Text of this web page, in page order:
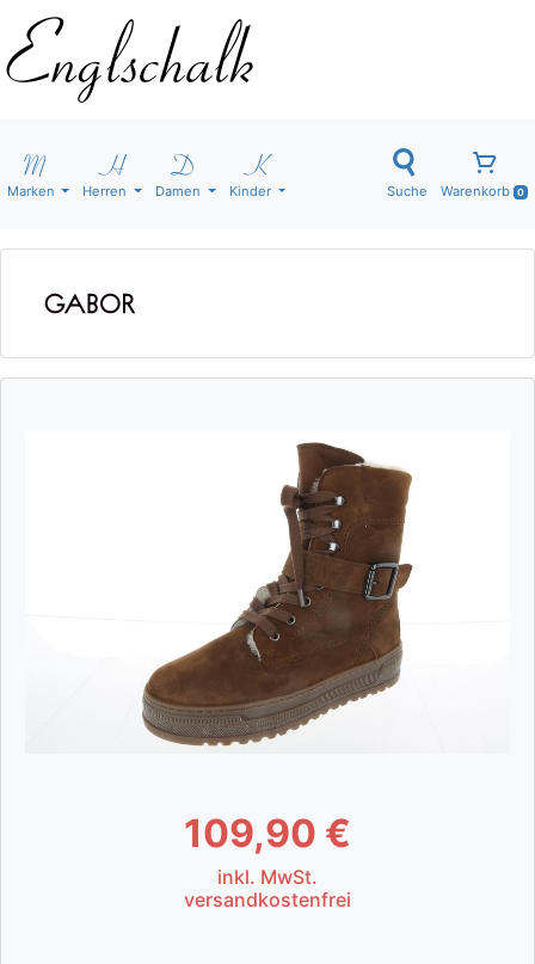
Marken Herren Damen Kinder Suche Warenkorb 0
109,90 €
inkl. MwSt.
versandkostenfrei